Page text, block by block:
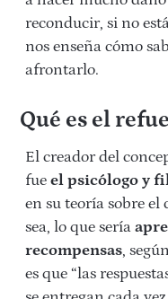
reconducir, si no
nos enseña cómo
afrontarlo.
Qué es el
El creador del
fue el psicólogo y
en su teoría sobre
sea, lo que sería
recompensas,
es que “las